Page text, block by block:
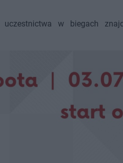
uczestnictwa w biegach